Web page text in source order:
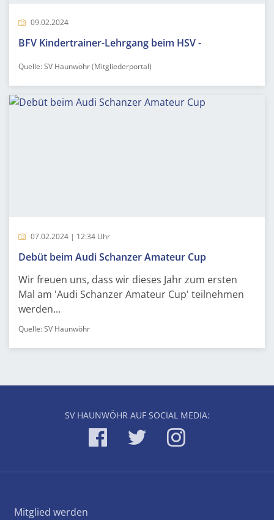
09.02.2024
BFV Kindertrainer-Lehrgang beim HSV -
Quelle: SV Haunwöhr (Mitgliederportal)
07.02.2024 | 12:34 Uhr
Debüt beim Audi Schanzer Amateur Cup
Wir freuen uns, dass wir dieses Jahr zum ersten
Mal am 'Audi Schanzer Amateur Cup' teilnehmen
werden...
Quelle: SV Haunwöhr
SV HAUNWÖHR AUF SOCIAL MEDIA:
Mitglied werden